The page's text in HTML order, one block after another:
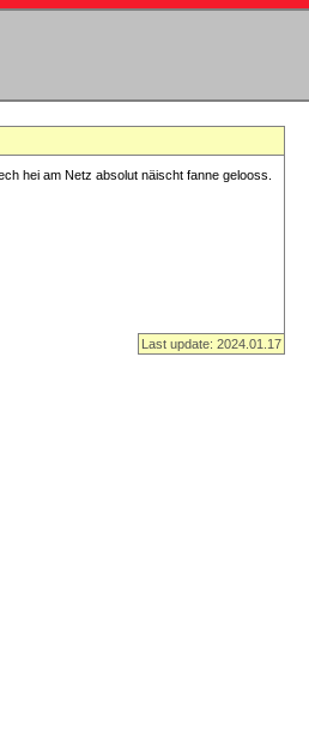
hei am Netz absolut näischt fanne gelooss.
Last update: 2024.01.17